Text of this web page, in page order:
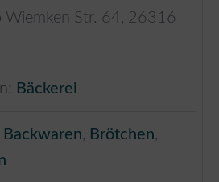
Wiemken Str. 64, 26316
Bäckerei
Backwaren, Brötchen,